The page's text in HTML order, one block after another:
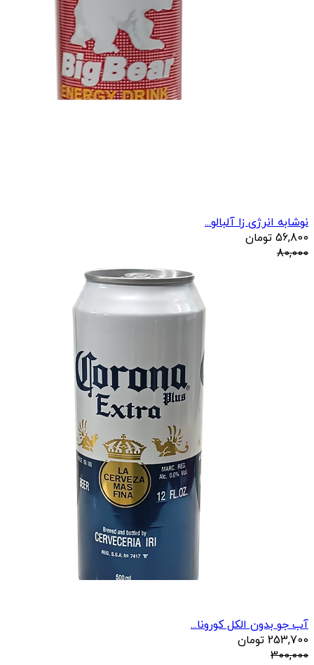
نوشابه انرژی زا آلبالو...
56,800 تومان
80,000
آب جو بدون الکل کورونا...
253,700 تومان
300,000